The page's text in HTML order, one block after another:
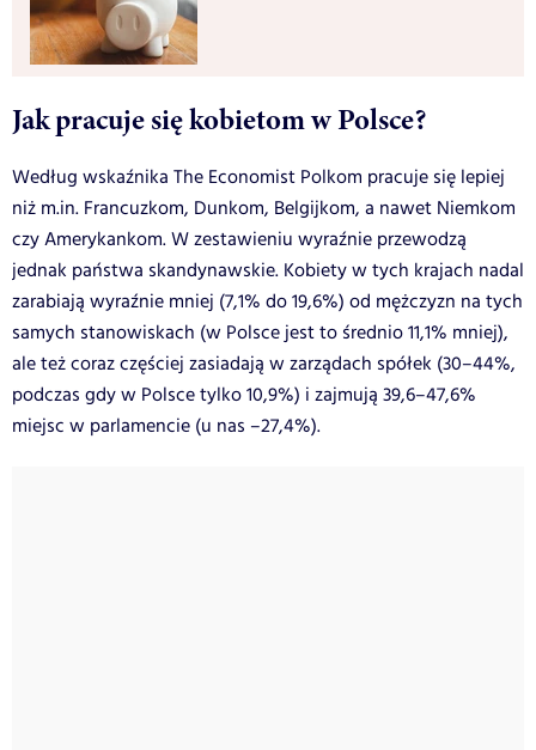
Jak pracuje się kobietom w Polsce?
Według wskaźnika The Economist Polkom pracuje się lepiej
niż m.in. Francuzkom, Dunkom, Belgijkom, a nawet Niemkom
czy Amerykankom. W zestawieniu wyraźnie przewodzą
jednak państwa skandynawskie. Kobiety w tych krajach nadal
zarabiają wyraźnie mniej (7,1% do 19,6%) od mężczyzn na tych
samych stanowiskach (w Polsce jest to średnio 11,1% mniej),
ale też coraz częściej zasiadają w zarządach spółek (30–44%,
podczas gdy w Polsce tylko 10,9%) i zajmują 39,6–47,6%
miejsc w parlamencie (u nas –27,4%).